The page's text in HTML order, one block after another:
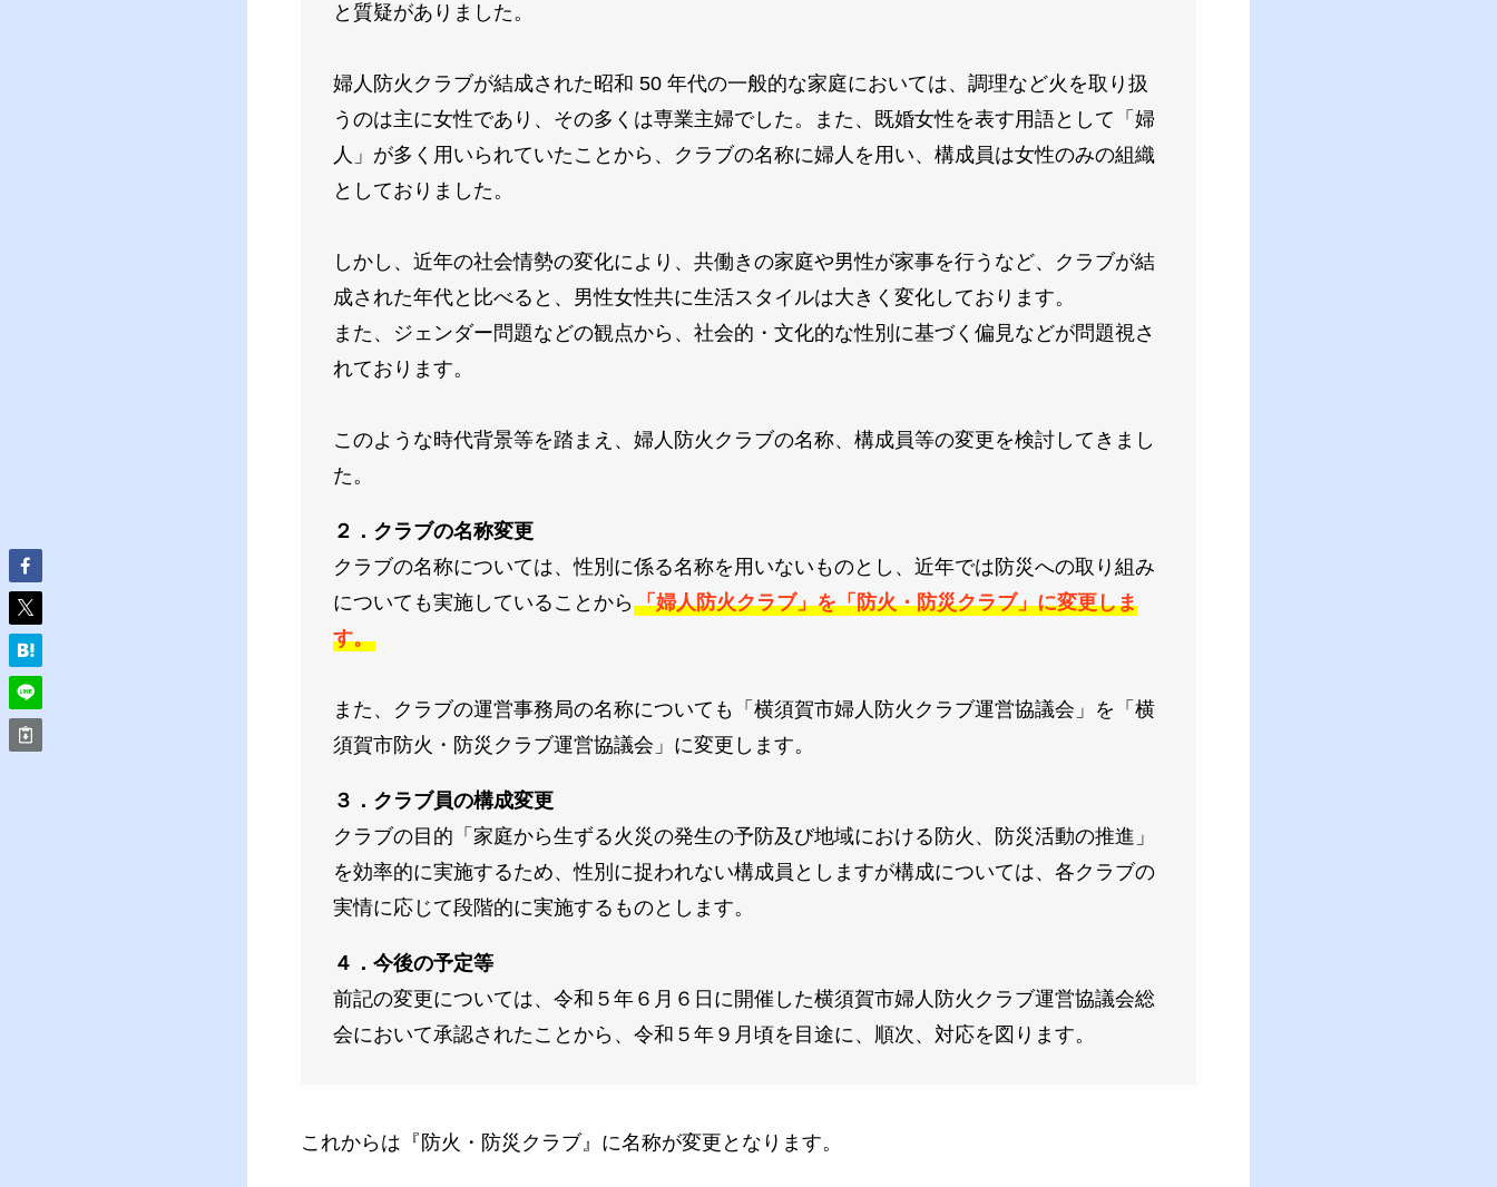
と質疑がありました。
婦人防火クラブが結成された昭和 50 年代の一般的な家庭においては、調理など火を取り扱
うのは主に女性であり、その多くは専業主婦でした。また、既婚女性を表す用語として「婦
人」が多く用いられていたことから、クラブの名称に婦人を用い、構成員は女性のみの組織
としておりました。
しかし、近年の社会情勢の変化により、共働きの家庭や男性が家事を行うなど、クラブが結
成された年代と比べると、男性女性共に生活スタイルは大きく変化しております。
また、ジェンダー問題などの観点から、社会的・文化的な性別に基づく偏見などが問題視さ
れております。
このような時代背景等を踏まえ、婦人防火クラブの名称、構成員等の変更を検討してきまし
た。
２．クラブの名称変更
クラブの名称については、性別に係る名称を用いないものとし、近年では防災への取り組み
についても実施していることから 「婦人防火クラブ」を「防火・防災クラブ」に変更しま
す。
また、クラブの運営事務局の名称についても「横須賀市婦人防火クラブ運営協議会」を「横
須賀市防火・防災クラブ運営協議会」に変更します。
３．クラブ員の構成変更
クラブの目的「家庭から生ずる火災の発生の予防及び地域における防火、防災活動の推進」
を効率的に実施するため、性別に捉われない構成員としますが構成については、各クラブの
実情に応じて段階的に実施するものとします。
４．今後の予定等
前記の変更については、令和５年６月６日に開催した横須賀市婦人防火クラブ運営協議会総
会において承認されたことから、令和５年９月頃を目途に、順次、対応を図ります。
これからは『防火・防災クラブ』に名称が変更となります。